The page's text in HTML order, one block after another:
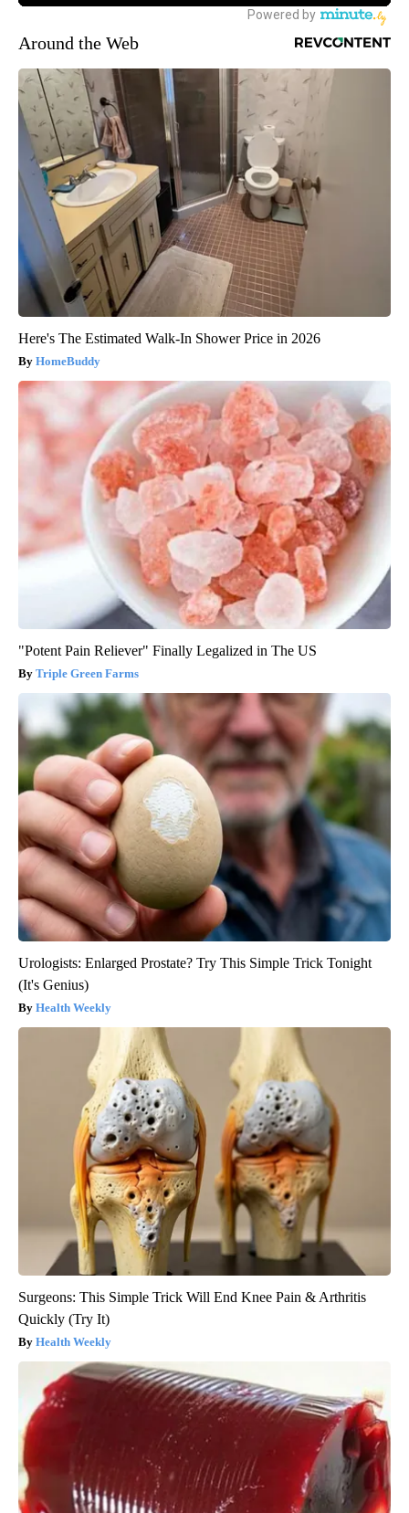
Around the Web
Here's The Estimated Walk-In Shower Price in 2026
HomeBuddy
"Potent Pain Reliever" Finally Legalized in The US
Triple Green Farms
Urologists: Enlarged Prostate? Try This Simple Trick Tonight
(It's Genius)
Health Weekly
Surgeons: This Simple Trick Will End Knee Pain & Arthritis
Quickly (Try It)
Health Weekly